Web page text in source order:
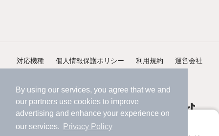
By using our services, you agree that we and
our partners use cookies to improve
advertising and enhance your experience on
our services.
Privacy Policy
アプリに切り替えて、サクサクお部屋探し
対応機種 個人情報保護ポリシー 利用規約 運営会社